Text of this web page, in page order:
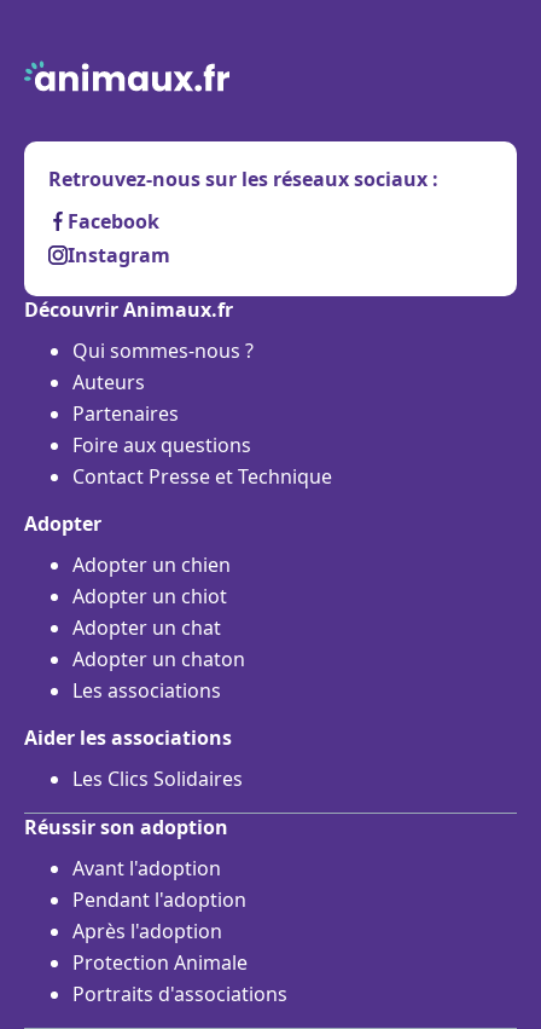
Retrouvez-nous sur les réseaux sociaux :
Facebook
Instagram
Découvrir Animaux.fr
Qui sommes-nous ?
Auteurs
Partenaires
Foire aux questions
Contact Presse et Technique
Adopter
Adopter un chien
Adopter un chiot
Adopter un chat
Adopter un chaton
Les associations
Aider les associations
Les Clics Solidaires
Réussir son adoption
Avant l'adoption
Pendant l'adoption
Après l'adoption
Protection Animale
Portraits d'associations